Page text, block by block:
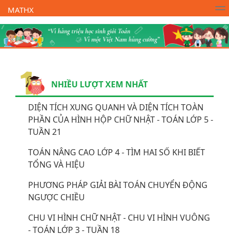
MATHX
Trường Toán Online MATHX Học toán - Lớp 1
NHIỀU LƯỢT XEM NHẤT
DIỆN TÍCH XUNG QUANH VÀ DIỆN TÍCH TOÀN
PHẦN CỦA HÌNH HỘP CHỮ NHẬT - TOÁN LỚP 5 -
TUẦN 21
TOÁN NÂNG CAO LỚP 4 - TÌM HAI SỐ KHI BIẾT
TỔNG VÀ HIỆU
PHƯƠNG PHÁP GIẢI BÀI TOÁN CHUYỂN ĐỘNG
NGƯỢC CHIỀU
CHU VI HÌNH CHỮ NHẬT - CHU VI HÌNH VUÔNG
- TOÁN LỚP 3 - TUẦN 18